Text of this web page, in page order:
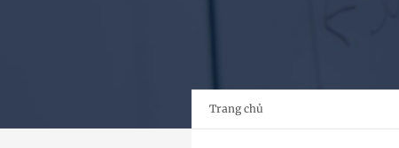
Trang chủ